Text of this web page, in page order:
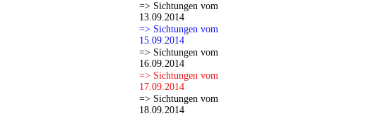
=> Sichtungen vom
13.09.2014
=> Sichtungen vom
15.09.2014
=> Sichtungen vom
16.09.2014
=> Sichtungen vom
17.09.2014
=> Sichtungen vom
18.09.2014